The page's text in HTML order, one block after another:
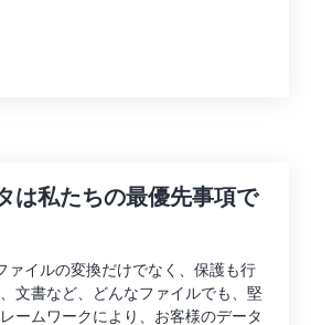
は私たちの最優先事項で
ァイルの変換だけでなく、保護も行
文書など、どんなファイルでも、堅
ームワークにより、お客様のデータ